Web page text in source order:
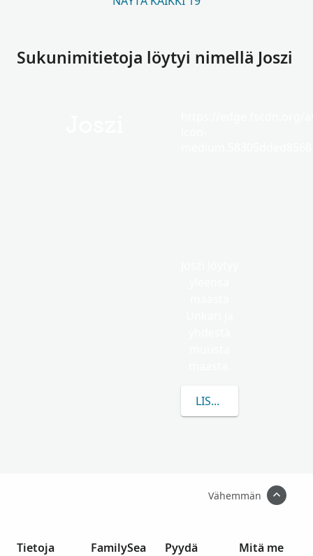
Sukunimitietoja löytyi nimellä Joszi
LISÄÄ TIETOA
Vähemmän
Tietoja
FamilySea
Pyydä
Mitä me